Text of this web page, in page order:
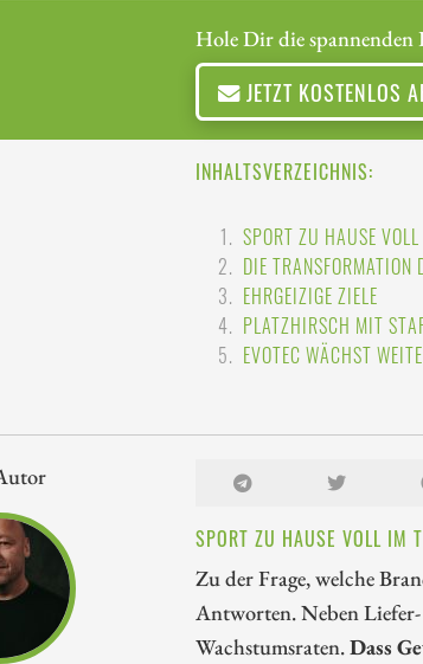
Hole Dir die spannenden
JETZT KOSTENLOS
INHALTSVERZEICHNIS:
SPORT ZU HAUSE
DIE TRANSFORMATION
EHRGEIZIGE ZIELE
PLATZHIRSCH MIT
EVOTEC WÄCHST
SPORT ZU HAUSE VOLL IM
Zu der Frage, welche
Antworten. Neben
Wachstumsraten.Dass